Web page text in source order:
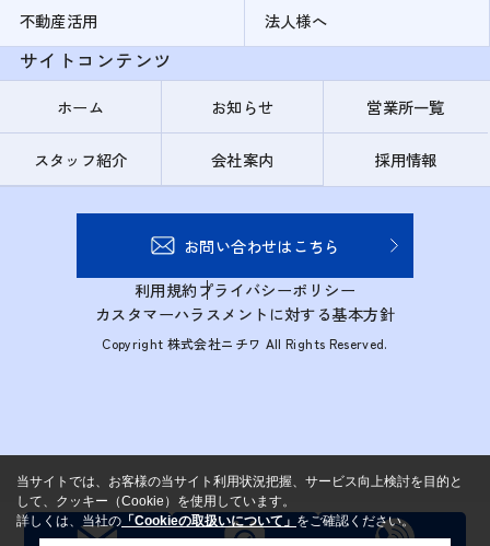
不動産活用
法人様へ
サイトコンテンツ
ホーム お知らせ 営業所一覧
スタッフ紹介 会社案内 採用情報
お問い合わせはこちら
利用規約プライバシーポリシー
カスタマーハラスメントに対する基本方針
Copyright 株式会社ニチワ All Rights Reserved.
当サイトでは、お客様の当サイト利用状況把握、サービス向上検討を目的と
して、クッキー（Cookie）を使用しています。
詳しくは、当社の 「Cookieの取扱いについて」 をご確認ください。